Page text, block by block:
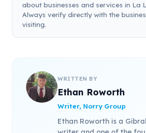
about businesses and services in La
Always verify directly with the
visiting.
WRITTEN BY
Ethan Roworth
Writer, Norry Group
Ethan Roworth is a